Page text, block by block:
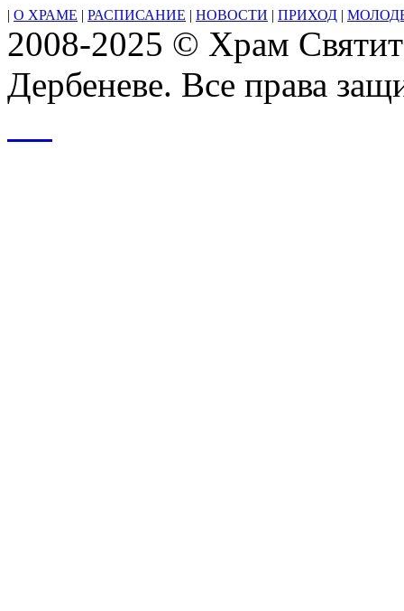
| О ХРАМЕ | РАСПИСАНИЕ | НОВОСТИ | ПРИХОД |
2008-2025 © Храм
Дербеневе. Все права